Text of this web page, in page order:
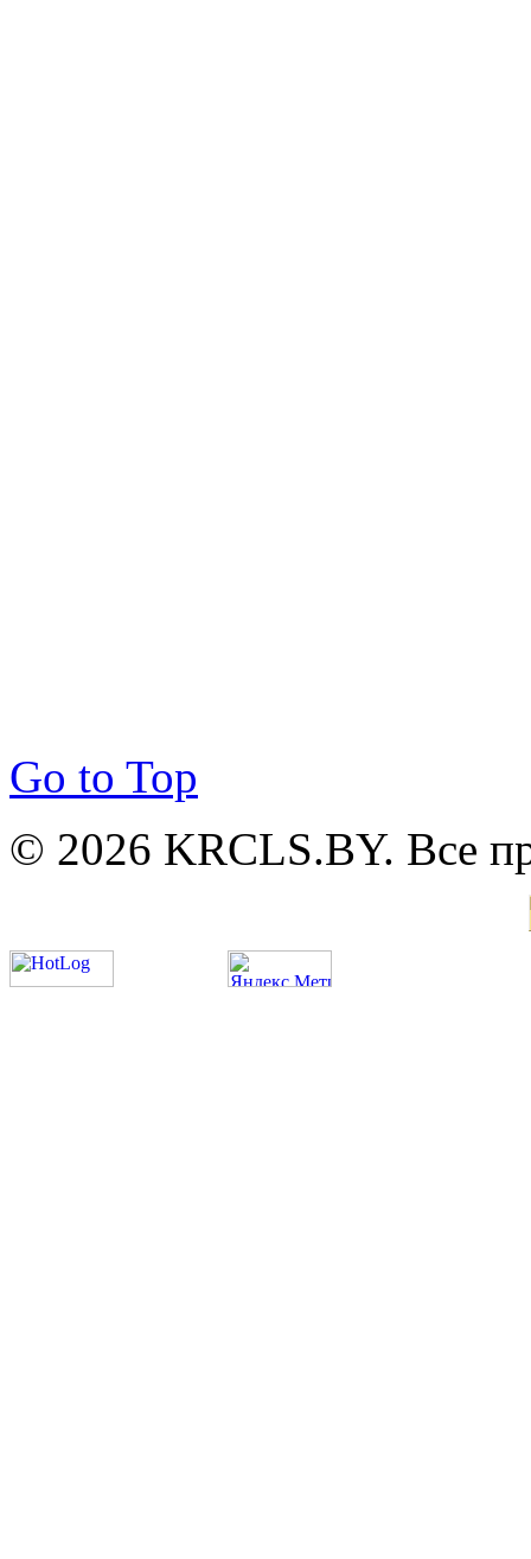
Go to Top
© 2026 KRCLS.BY. Все